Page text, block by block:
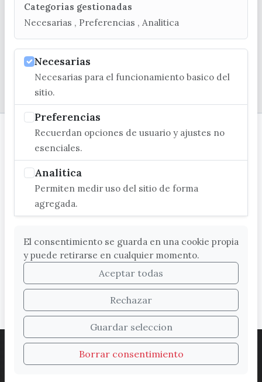
C/ Poniente, 2. CP 29740 - Torre del Mar
ACCESIBILIDAD COOKIES
LEGAL
PROTECCIÓN DE DATOS
MAPA WEB
Categorias gestionadas
Necesarias , Preferencias , Analitica
Necesarias
Necesarias para el funcionamiento basico del
sitio.
Preferencias
Recuerdan opciones de usuario y ajustes no
esenciales.
Analitica
Permiten medir uso del sitio de forma
agregada.
El consentimiento se guarda en una cookie propia
y puede retirarse en cualquier momento.
Aceptar todas
Rechazar
Guardar seleccion
Borrar consentimiento